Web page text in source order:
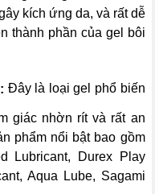
kích ứng da, và rất dễ
thành phần của gel bôi
Đây là loại gel phổ biến
giác nhờn rít và rất an
phẩm nổi bật bao gồm
Lubricant, Durex Play
Aqua Lube, Sagami